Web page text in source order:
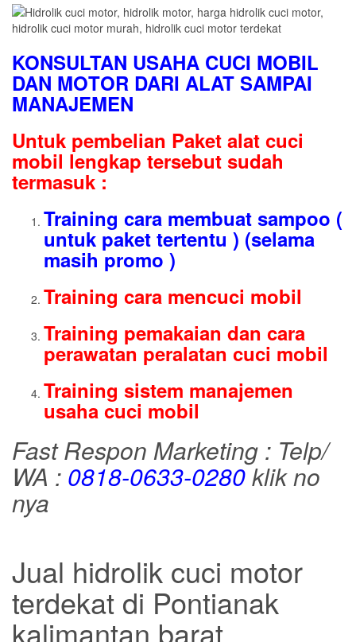
KONSULTAN USAHA CUCI MOBIL
DAN MOTOR DARI ALAT SAMPAI
MANAJEMEN
Untuk pembelian Paket alat cuci
mobil lengkap tersebut sudah
termasuk :
Training cara membuat sampoo (
untuk paket tertentu ) (selama
masih promo )
Training cara mencuci mobil
Training pemakaian dan cara
perawatan peralatan cuci mobil
Training sistem manajemen
usaha cuci mobil
Fast Respon Marketing : Telp/
WA : 0818-0633-0280klik no
nya
Jual hidrolik cuci motor
terdekat di Pontianak
kalimantan barat